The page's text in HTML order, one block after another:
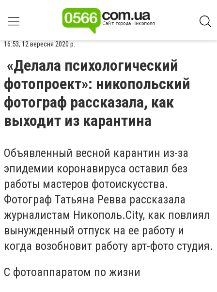
16:53, 12 вересня 2020 р.
«Делала психологический
фотопроект»: никопольский
фотограф рассказала, как
выходит из карантина
Объявленный весной карантин из-за
эпидемии коронавируса оставил без
работы мастеров фотоискусства.
Фотограф Татьяна Ревва расcказала
журналистам Никополь.City, как повлиял
вынужденный отпуск на ее работу и
когда возобновит работу арт-фото студия.
С фотоаппаратом по жизни